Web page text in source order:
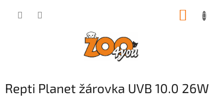
Repti Planet žárovka UVB 10.0 26W